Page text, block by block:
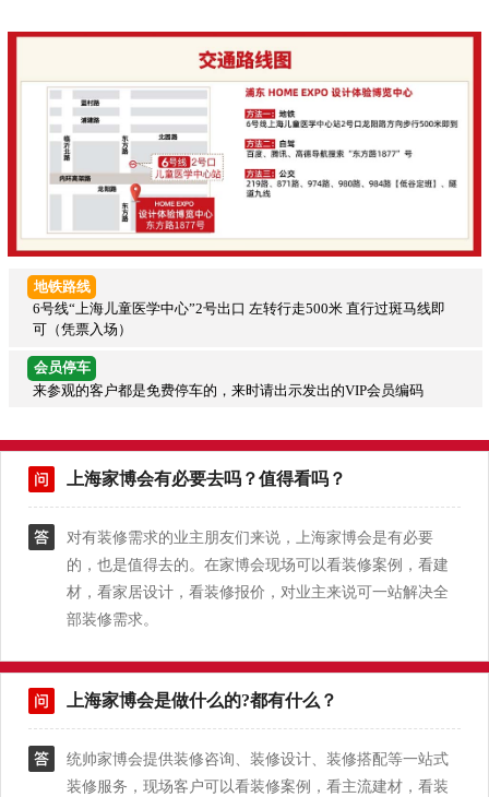
地铁路线
6号线“上海儿童医学中心”2号出口 左转行走500米 直行过斑马线即
可（凭票入场）
会员停车
来参观的客户都是免费停车的，来时请出示发出的VIP会员编码
上海家博会有必要去吗？值得看吗？
对有装修需求的业主朋友们来说，上海家博会是有必要
的，也是值得去的。在家博会现场可以看装修案例，看建
材，看家居设计，看装修报价，对业主来说可一站解决全
部装修需求。
上海家博会是做什么的?都有什么？
统帅家博会提供装修咨询、装修设计、装修搭配等一站式
装修服务，现场客户可以看装修案例，看主流建材，看装